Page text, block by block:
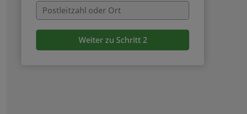
Weiter zu Schritt 2